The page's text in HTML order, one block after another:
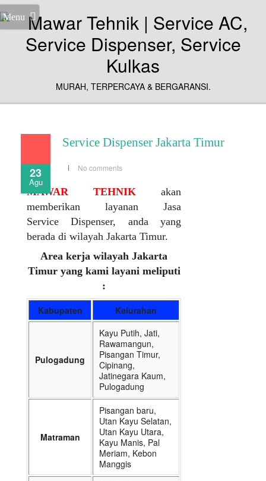
Menu
MURAH, TERPERCAYA & BERGARANSI.
23
Agu
Service Dispenser Jakarta Timur
No comments
MAWAR TEHNIK akan
memberikan layanan Jasa
Service Dispenser, anda yang
berada di wilayah Jakarta Timur.
Area kerja wilayah Jakarta
Timur yang kami layani meliputi
:
Kabupaten Kelurahan
Pulogadung
Kayu Putih, Jati,
Rawamangun,
Pisangan Timur,
Cipinang,
Jatinegara Kaum,
Pulogadung
Matraman
Pisangan baru,
Utan Kayu Selatan,
Utan Kayu Utara,
Kayu Manis, Pal
Meriam, Kebon
Manggis